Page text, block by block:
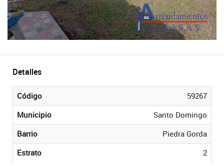
Detalles
Código
59267
Municipio
Santo Domingo
Barrio
Piedra Gorda
Estrato
2